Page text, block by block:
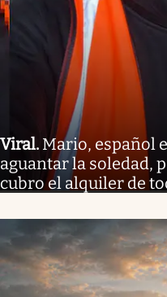
Viral. Mario, español
aguantar la soledad,
cubro el alquiler de